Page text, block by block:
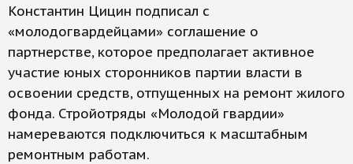
Константин Цицин подписал с
«молодогвардейцами» соглашение о
партнерстве, которое предполагает активное
участие юных сторонников партии власти в
освоении средств, отпущенных на ремонт жилого
фонда. Стройотряды «Молодой гвардии»
намереваются подключиться к масштабным
ремонтным работам.